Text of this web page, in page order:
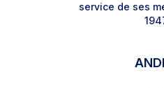
service de ses